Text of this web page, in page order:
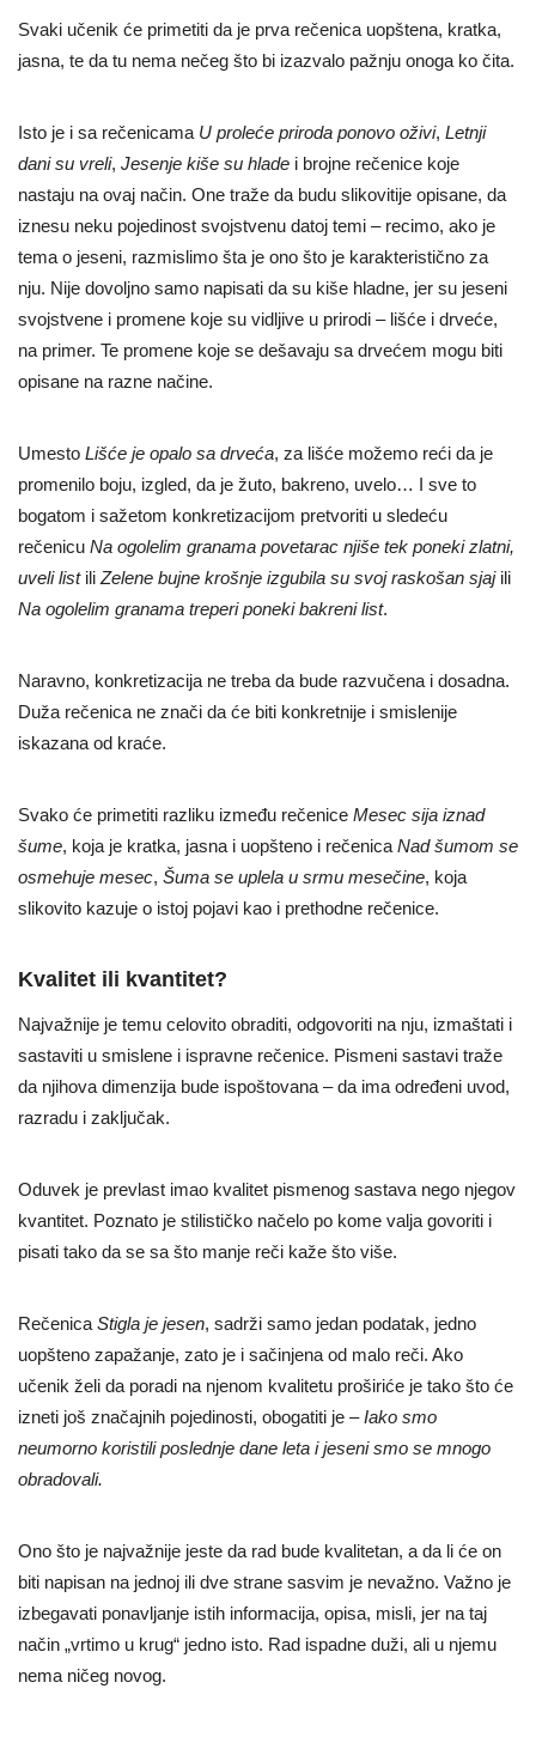
Svaki učenik će primetiti da je prva rečenica uopštena, kratka,
jasna, te da tu nema nečeg što bi izazvalo pažnju onoga ko čita.
Isto je i sa rečenicama U proleće priroda ponovo oživi, Letnji
dani su vreli, Jesenje kiše su hlade i brojne rečenice koje
nastaju na ovaj način. One traže da budu slikovitije opisane, da
iznesu neku pojedinost svojstvenu datoj temi – recimo, ako je
tema o jeseni, razmislimo šta je ono što je karakteristično za
nju. Nije dovoljno samo napisati da su kiše hladne, jer su jeseni
svojstvene i promene koje su vidljive u prirodi – lišće i drveće,
na primer. Te promene koje se dešavaju sa drvećem mogu biti
opisane na razne načine.
Umesto Lišće je opalo sa drveća, za lišće možemo reći da je
promenilo boju, izgled, da je žuto, bakreno, uvelo… I sve to
bogatom i sažetom konkretizacijom pretvoriti u sledeću
rečenicu Na ogolelim granama povetarac njiše tek poneki zlatni,
uveli list ili Zelene bujne krošnje izgubila su svoj raskošan sjajili
Na ogolelim granama treperi poneki bakreni list.
Naravno, konkretizacija ne treba da bude razvučena i dosadna.
Duža rečenica ne znači da će biti konkretnije i smislenije
iskazana od kraće.
Svako će primetiti razliku između rečenice Mesec sija iznad
šume, koja je kratka, jasna i uopšteno i rečenica Nad šumom se
osmehuje mesec, Šuma se uplela u srmu mesečine, koja
slikovito kazuje o istoj pojavi kao i prethodne rečenice.
Kvalitet ili kvantitet?
Najvažnije je temu celovito obraditi, odgovoriti na nju, izmaštati i
sastaviti u smislene i ispravne rečenice. Pismeni sastavi traže
da njihova dimenzija bude ispoštovana – da ima određeni uvod,
razradu i zaključak.
Oduvek je prevlast imao kvalitet pismenog sastava nego njegov
kvantitet. Poznato je stilističko načelo po kome valja govoriti i
pisati tako da se sa što manje reči kaže što više.
Rečenica Stigla je jesen, sadrži samo jedan podatak, jedno
uopšteno zapažanje, zato je i sačinjena od malo reči. Ako
učenik želi da poradi na njenom kvalitetu proširiće je tako što će
izneti još značajnih pojedinosti, obogatiti je –Iako smo
neumorno koristili poslednje dane leta i jeseni smo se mnogo
obradovali.
Ono što je najvažnije jeste da rad bude kvalitetan, a da li će on
biti napisan na jednoj ili dve strane sasvim je nevažno. Važno je
izbegavati ponavljanje istih informacija, opisa, misli, jer na taj
način „vrtimo u krug“ jedno isto. Rad ispadne duži, ali u njemu
nema ničeg novog.